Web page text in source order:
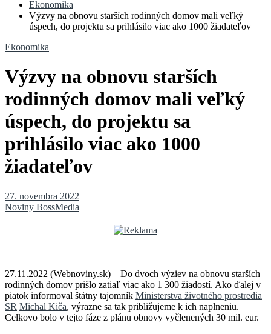
Ekonomika
Výzvy na obnovu starších rodinných domov mali veľký
úspech, do projektu sa prihlásilo viac ako 1000 žiadateľov
Ekonomika
Výzvy na obnovu starších
rodinných domov mali veľký
úspech, do projektu sa
prihlásilo viac ako 1000
žiadateľov
27. novembra 2022
Noviny BossMedia
27.11.2022 (Webnoviny.sk) – Do dvoch výziev na obnovu starších
rodinných domov prišlo zatiaľ viac ako 1 300 žiadostí. Ako ďalej v
piatok informoval štátny tajomník Ministerstva životného prostredia
SR Michal Kiča, výrazne sa tak približujeme k ich naplneniu.
Celkovo bolo v tejto fáze z plánu obnovy vyčlenených 30 mil. eur.